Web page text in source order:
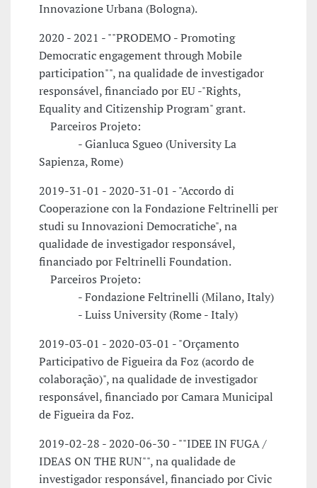
Innovazione Urbana (Bologna).
2020 - 2021 - ""PRODEMO - Promoting
Democratic engagement through Mobile
participation"", na qualidade de investigador
responsável, financiado por EU -"Rights,
Equality and Citizenship Program" grant.
Parceiros Projeto:
- Gianluca Sgueo (University La
Sapienza, Rome)
2019-31-01 - 2020-31-01 - "Accordo di
Cooperazione con la Fondazione Feltrinelli per
studi su Innovazioni Democratiche", na
qualidade de investigador responsável,
financiado por Feltrinelli Foundation.
Parceiros Projeto:
- Fondazione Feltrinelli (Milano, Italy)
- Luiss University (Rome - Italy)
2019-03-01 - 2020-03-01 - "Orçamento
Participativo de Figueira da Foz (acordo de
colaboração)", na qualidade de investigador
responsável, financiado por Camara Municipal
de Figueira da Foz.
2019-02-28 - 2020-06-30 - ""IDEE IN FUGA /
IDEAS ON THE RUN"", na qualidade de
investigador responsável, financiado por Civic